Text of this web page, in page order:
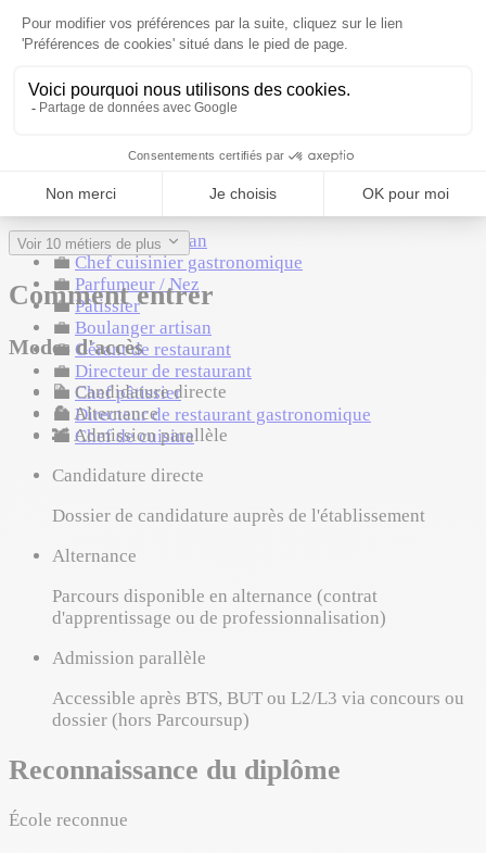
Cette formation peut mener à ces métiers. Liste non
exhaustive.
💼 Sommelier
💼 Chocolatier artisan
Traiteur / Chef traiteur
💼 Second de cuisine
💼 Confiseur artisan
💼 Chef cuisinier gastronomique
💼 Parfumeur / Nez
💼 Pâtissier
💼 Boulanger artisan
💼 Gérant de restaurant
💼 Directeur de restaurant
💼 Chef pâtissier
💼 Directeur de restaurant gastronomique
💼 Chef de cuisine
Voir 10 métiers de plus
Comment entrer
Modes d'accès
📝 Candidature directe
🔄 Alternance
🔀 Admission parallèle
Candidature directe
Dossier de candidature auprès de l'établissement
Alternance
Parcours disponible en alternance (contrat
d'apprentissage ou de professionnalisation)
Admission parallèle
Accessible après BTS, BUT ou L2/L3 via concours ou
dossier (hors Parcoursup)
Reconnaissance du diplôme
École reconnue